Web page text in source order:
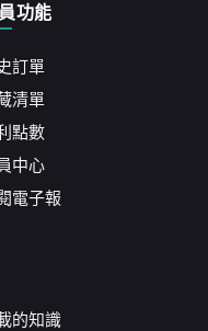
功能
訂單
清單
點數
中心
電子報
的知識